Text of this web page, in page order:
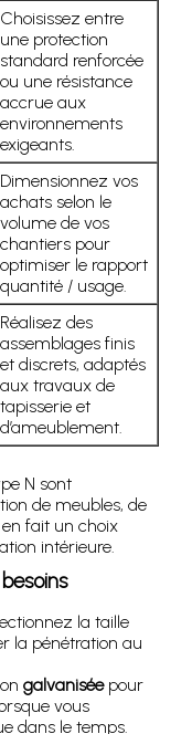
Choisissez entre
une protection
standard renforcée
ou une résistance
accrue aux
environnements
exigeants.
Dimensionnez vos
achats selon le
volume de vos
chantiers pour
optimiser le rapport
quantité / usage.
Réalisez des
assemblages finis
et discrets, adaptés
aux travaux de
tapisserie et
d’ameublement.
N sont
de meubles, de
fait un choix
intérieure.
la taille
la pénétration au
galvaniséepour
vous
dans le temps.